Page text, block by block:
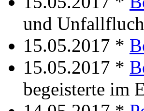
und
15.05.2017 *
15.05.2017 *
begeisterte im